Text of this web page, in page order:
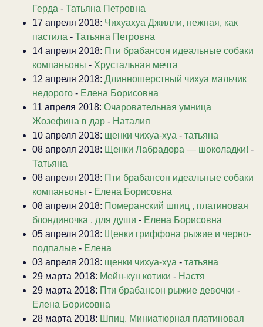
Герда - Татьяна Петровна
17 апреля 2018: Чихуахуа Джилли, нежная, как
пастила - Татьяна Петровна
14 апреля 2018: Пти брабансон идеальные собаки
компаньоны - Хрустальная мечта
12 апреля 2018: Длинношерстный чихуа мальчик
недорого - Елена Борисовна
11 апреля 2018: Очаровательная умница
Жозефина в дар - Наталия
10 апреля 2018: щенки чихуа-хуа - татьяна
08 апреля 2018: Щенки Лабрадора — шоколадки! -
Татьяна
08 апреля 2018: Пти брабансон идеальные собаки
компаньоны - Елена Борисовна
08 апреля 2018: Померанский шпиц , платиновая
блондиночка . для души - Елена Борисовна
05 апреля 2018: Щенки гриффона рыжие и черно-
подпалые - Елена
03 апреля 2018: щенки чихуа-хуа - татьяна
29 марта 2018: Мейн-кун котики - Настя
29 марта 2018: Пти брабансон рыжие девочки -
Елена Борисовна
28 марта 2018: Шпиц. Миниатюрная платиновая